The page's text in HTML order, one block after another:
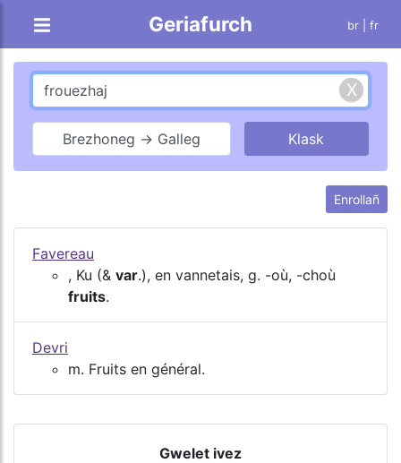
Geriafurch br | fr
Brezhoneg → Galleg
Enrollañ
Favereau
, Ku (& var.), en vannetais, g. -où, -choù
fruits.
Devri
m. Fruits en général.
Gwelet ivez